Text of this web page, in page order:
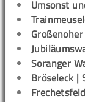
Umsonst
Soranger
Bröseleck |